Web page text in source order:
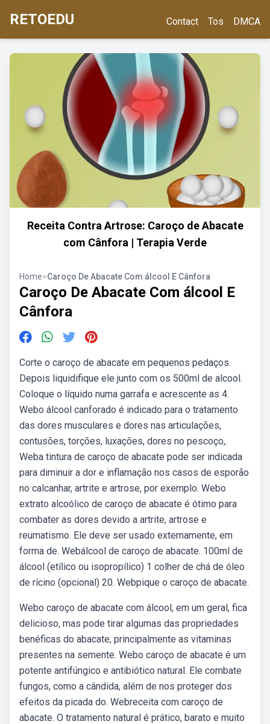
RETOEDU Contact Tos DMCA
Receita Contra Artrose: Caroço de Abacate
com Cânfora | Terapia Verde
Home>Caroço De Abacate Com álcool E Cânfora
Caroço De Abacate Com álcool E
Cânfora
Corte o caroço de abacate em pequenos pedaços.
Depois liquidifique ele junto com os 500ml de alcool.
Coloque o líquido numa garrafa e acrescente as 4.
Webo álcool canforado é indicado para o tratamento
das dores musculares e dores nas articulações,
contusões, torções, luxações, dores no pescoço,.
Weba tintura de caroço de abacate pode ser indicada
para diminuir a dor e inflamação nos casos de esporão
no calcanhar, artrite e artrose, por exemplo. Webo
extrato alcoólico de caroço de abacate é ótimo para
combater as dores devido a artrite, artrose e
reumatismo. Ele deve ser usado externamente, em
forma de. Webálcool de caroço de abacate. 100ml de
álcool (etílico ou isopropílico) 1 colher de chá de óleo
de rícino (opcional) 20. Webpique o caroço de abacate.
Webo caroço de abacate com álcool, em um geral, fica
delicioso, mas pode tirar algumas das propriedades
benéficas do abacate, principalmente as vitaminas
presentes na semente. Webo caroço de abacate é um
potente antifúngico e antibiótico natural. Ele combate
fungos, como a cândida, além de nos proteger dos
efeitos da picada do. Webreceita com caroço de
abacate. O tratamento natural é prático, barato e muito